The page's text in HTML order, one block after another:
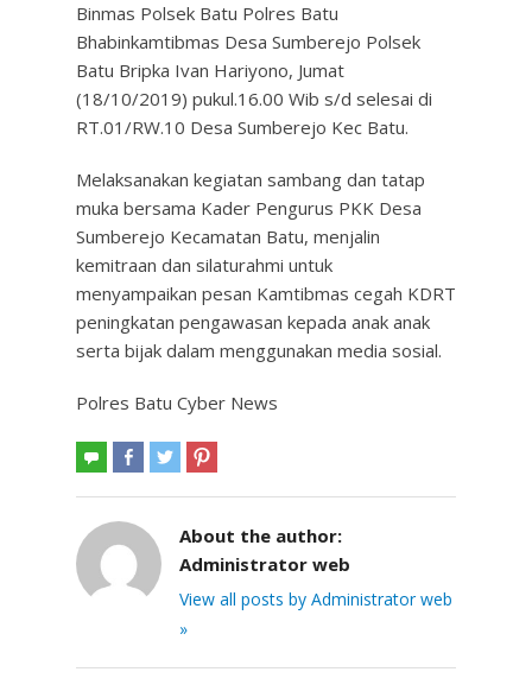
Binmas Polsek Batu Polres Batu
Bhabinkamtibmas Desa Sumberejo Polsek
Batu Bripka Ivan Hariyono, Jumat
(18/10/2019) pukul.16.00 Wib s/d selesai di
RT.01/RW.10 Desa Sumberejo Kec Batu.
Melaksanakan kegiatan sambang dan tatap
muka bersama Kader Pengurus PKK Desa
Sumberejo Kecamatan Batu, menjalin
kemitraan dan silaturahmi untuk
menyampaikan pesan Kamtibmas cegah KDRT
peningkatan pengawasan kepada anak anak
serta bijak dalam menggunakan media sosial.
Polres Batu Cyber News
About the author:
Administrator web
View all posts by Administrator web
»